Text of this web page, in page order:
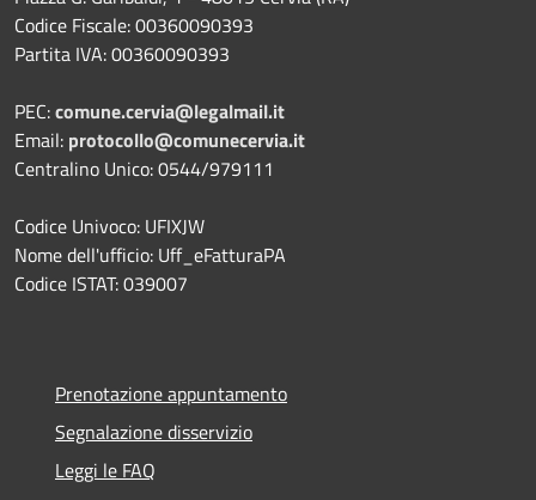
Codice Fiscale: 00360090393
Partita IVA: 00360090393
PEC:comune.cervia@legalmail.it
Email: protocollo@comunecervia.it
Centralino Unico: 0544/979111
Codice Univoco: UFIXJW
Nome dell'ufficio: Uff_eFatturaPA
Codice ISTAT: 039007
Prenotazione appuntamento
Segnalazione disservizio
Leggi le FAQ